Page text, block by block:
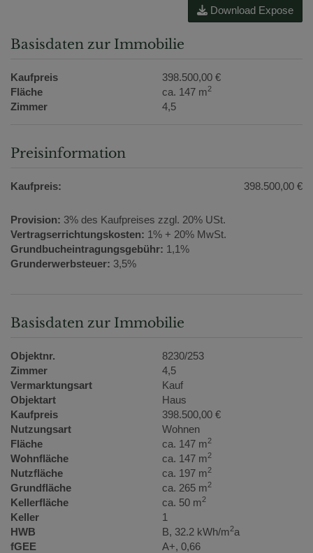
Download Expose
Basisdaten zur Immobilie
Kaufpreis
398.500,00 €
Fläche
ca. 147 m2
Zimmer 4,5
Preisinformation
Kaufpreis: 398.500,00 €
Provision: 3% des Kaufpreises zzgl. 20% USt.
Vertragserrichtungskosten: 1% + 20% MwSt.
Grundbucheintragungsgebühr: 1,1%
Grunderwerbsteuer: 3,5%
Basisdaten zur Immobilie
Objektnr.
8230/253
Zimmer
4,5
Vermarktungsart
Kauf
Objektart
Haus
Kaufpreis
398.500,00 €
Nutzungsart
Wohnen
Fläche
ca. 147 m2
Wohnfläche ca. 147 m2
Nutzfläche ca. 197 m2
Grundfläche ca. 265 m2
Kellerfläche ca. 50 m2
Keller
1
HWB
B, 32.2 kWh/m2a
fGEE
A+, 0,66